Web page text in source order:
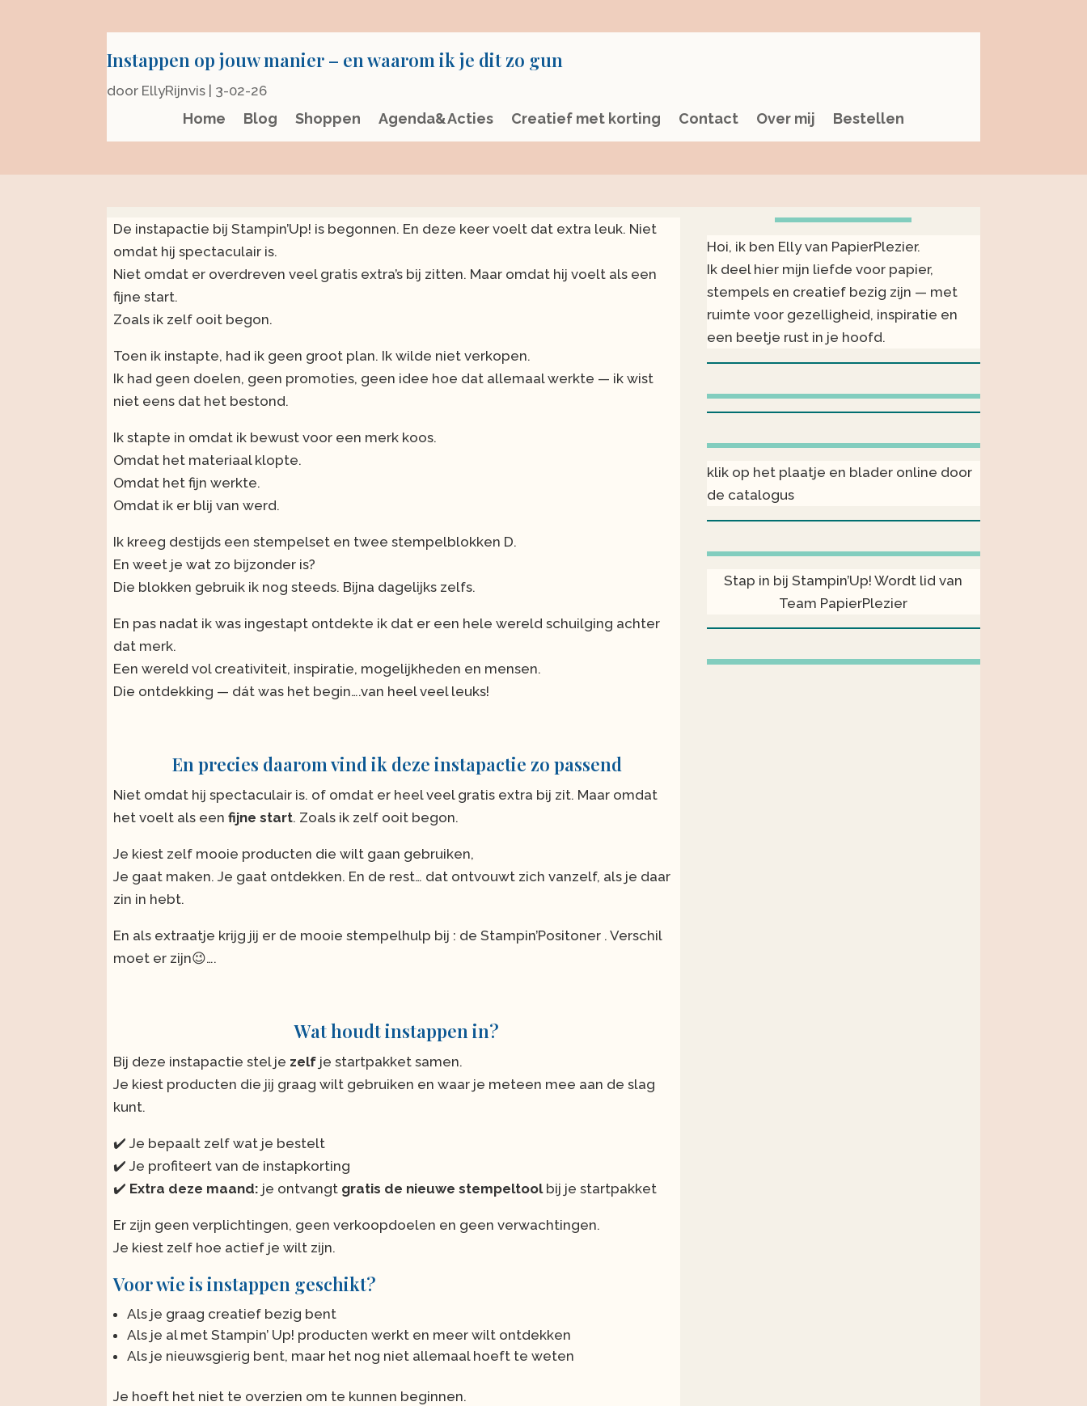
Instappen op jouw manier – en waarom ik je dit zo gun
door EllyRijnvis | 3-02-26
Home Blog Shoppen Agenda&Acties Creatief met korting Contact Over mij Bestellen
De instapactie bij Stampin’Up! is begonnen. En deze keer voelt dat extra leuk. Niet
omdat hij spectaculair is.
Niet omdat er overdreven veel gratis extra’s bij zitten. Maar omdat hij voelt als een
fijne start.
Zoals ik zelf ooit begon.
Toen ik instapte, had ik geen groot plan. Ik wilde niet verkopen.
Ik had geen doelen, geen promoties, geen idee hoe dat allemaal werkte — ik wist
niet eens dat het bestond.
Ik stapte in omdat ik bewust voor een merk koos.
Omdat het materiaal klopte.
Omdat het fijn werkte.
Omdat ik er blij van werd.
Ik kreeg destijds een stempelset en twee stempelblokken D.
En weet je wat zo bijzonder is?
Die blokken gebruik ik nog steeds. Bijna dagelijks zelfs.
En pas nadat ik was ingestapt ontdekte ik dat er een hele wereld schuilging achter
dat merk.
Een wereld vol creativiteit, inspiratie, mogelijkheden en mensen.
Die ontdekking — dát was het begin….van heel veel leuks!
En precies daarom vind ik deze instapactie zo passend
Niet omdat hij spectaculair is. of omdat er heel veel gratis extra bij zit. Maar omdat
het voelt als een fijne start. Zoals ik zelf ooit begon.
Je kiest zelf mooie producten die wilt gaan gebruiken,
Je gaat maken. Je gaat ontdekken. En de rest… dat ontvouwt zich vanzelf, als je daar
zin in hebt.
En als extraatje krijg jij er de mooie stempelhulp bij : de Stampin’Positoner . Verschil
moet er zijn😉….
Wat houdt instappen in?
Bij deze instapactie stel je zelf je startpakket samen.
Je kiest producten die jij graag wilt gebruiken en waar je meteen mee aan de slag
kunt.
✔️ Je bepaalt zelf wat je bestelt
✔️ Je profiteert van de instapkorting
✔️ Extra deze maand: je ontvangt gratis de nieuwe stempeltoolbij je startpakket
Er zijn geen verplichtingen, geen verkoopdoelen en geen verwachtingen.
Je kiest zelf hoe actief je wilt zijn.
Voor wie is instappen geschikt?
Als je graag creatief bezig bent
Als je al met Stampin’ Up! producten werkt en meer wilt ontdekken
Als je nieuwsgierig bent, maar het nog niet allemaal hoeft te weten
Je hoeft het niet te overzien om te kunnen beginnen.
Hoi, ik ben Elly van PapierPlezier.
Ik deel hier mijn liefde voor papier,
stempels en creatief bezig zijn — met
ruimte voor gezelligheid, inspiratie en
een beetje rust in je hoofd.
klik op het plaatje en blader online door
de catalogus
Stap in bij Stampin’Up! Wordt lid van
Team PapierPlezier